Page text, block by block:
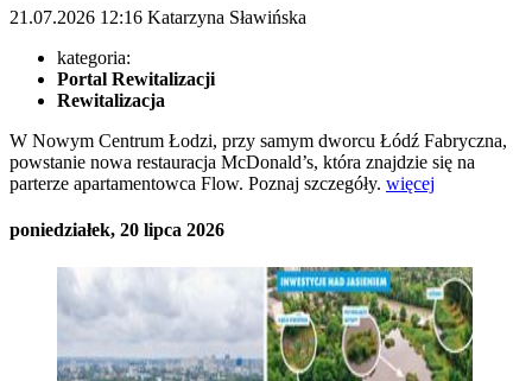
21.07.2026 12:16 Katarzyna Sławińska
kategoria:
Portal Rewitalizacji
Rewitalizacja
W Nowym Centrum Łodzi, przy samym dworcu Łódź Fabryczna,
powstanie nowa restauracja McDonald’s, która znajdzie się na
parterze apartamentowca Flow. Poznaj szczegóły. więcej
poniedziałek, 20 lipca 2026